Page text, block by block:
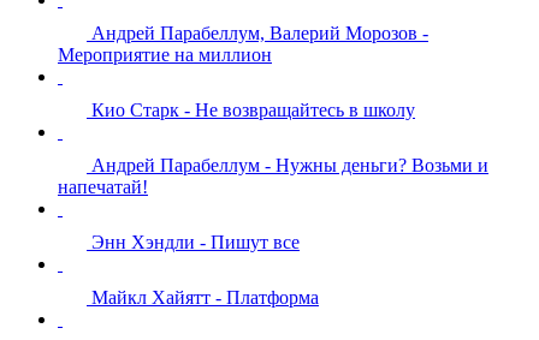
Андрей Парабеллум, Валерий Морозов -
Мероприятие на миллион
Кио Старк - Не возвращайтесь в школу
Андрей Парабеллум - Нужны деньги? Возьми и
напечатай!
Энн Хэндли - Пишут все
Майкл Хайятт - Платформа